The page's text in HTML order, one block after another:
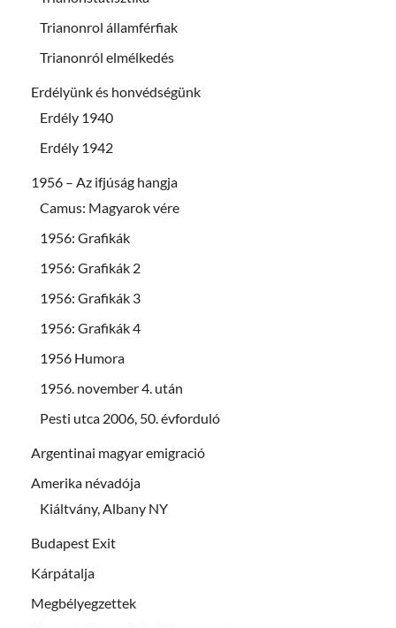
Trianonrol államférfiak
Trianonról elmélkedés
Erdélyünk és honvédségünk
Erdély 1940
Erdély 1942
1956 – Az ifjúság hangja
Camus: Magyarok vére
1956: Grafikák
1956: Grafikák 2
1956: Grafikák 3
1956: Grafikák 4
1956 Humora
1956. november 4. után
Pesti utca 2006, 50. évforduló
Argentinai magyar emigració
Amerika névadója
Kiáltvány, Albany NY
Budapest Exit
Kárpátalja
Megbélyegzettek